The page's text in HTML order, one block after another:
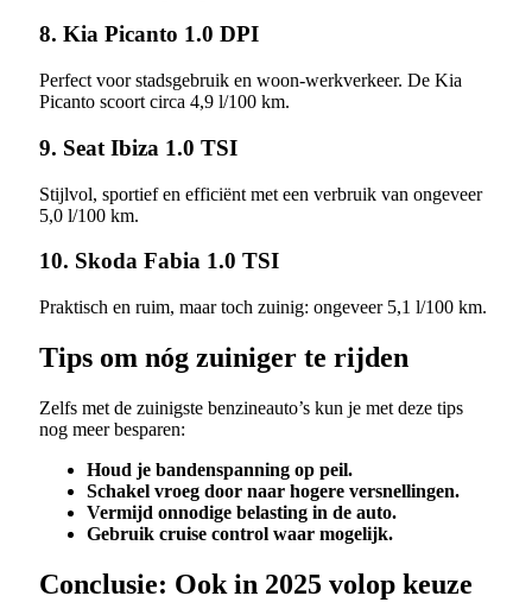
8. Kia Picanto 1.0 DPI
Perfect voor stadsgebruik en woon-werkverkeer. De Kia
Picanto scoort circa 4,9 l/100 km.
9. Seat Ibiza 1.0 TSI
Stijlvol, sportief en efficiënt met een verbruik van ongeveer
5,0 l/100 km.
10. Skoda Fabia 1.0 TSI
Praktisch en ruim, maar toch zuinig: ongeveer 5,1 l/100 km.
Tips om nóg zuiniger te rijden
Zelfs met de zuinigste benzineauto’s kun je met deze tips
nog meer besparen:
Houd je bandenspanning op peil.
Schakel vroeg door naar hogere versnellingen.
Vermijd onnodige belasting in de auto.
Gebruik cruise control waar mogelijk.
Conclusie: Ook in 2025 volop keuze